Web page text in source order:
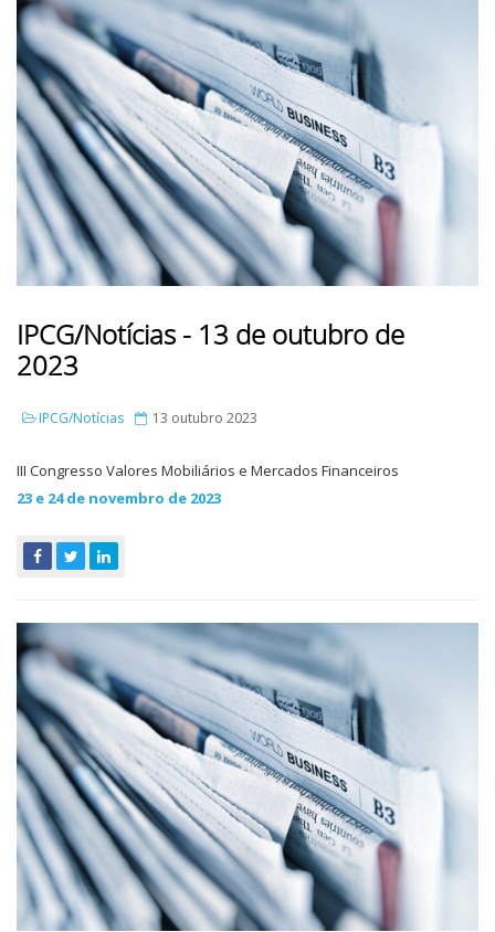
IPCG/Notícias - 13 de outubro de
2023
IPCG/Notícias 13 outubro 2023
III Congresso Valores Mobiliários e Mercados Financeiros
23 e 24 de novembro de 2023